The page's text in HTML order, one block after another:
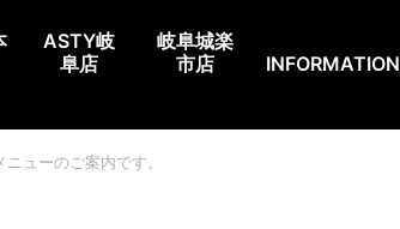
ASTY岐
阜店
岐阜城楽
市店
INFORMATION
ューのご案内です。